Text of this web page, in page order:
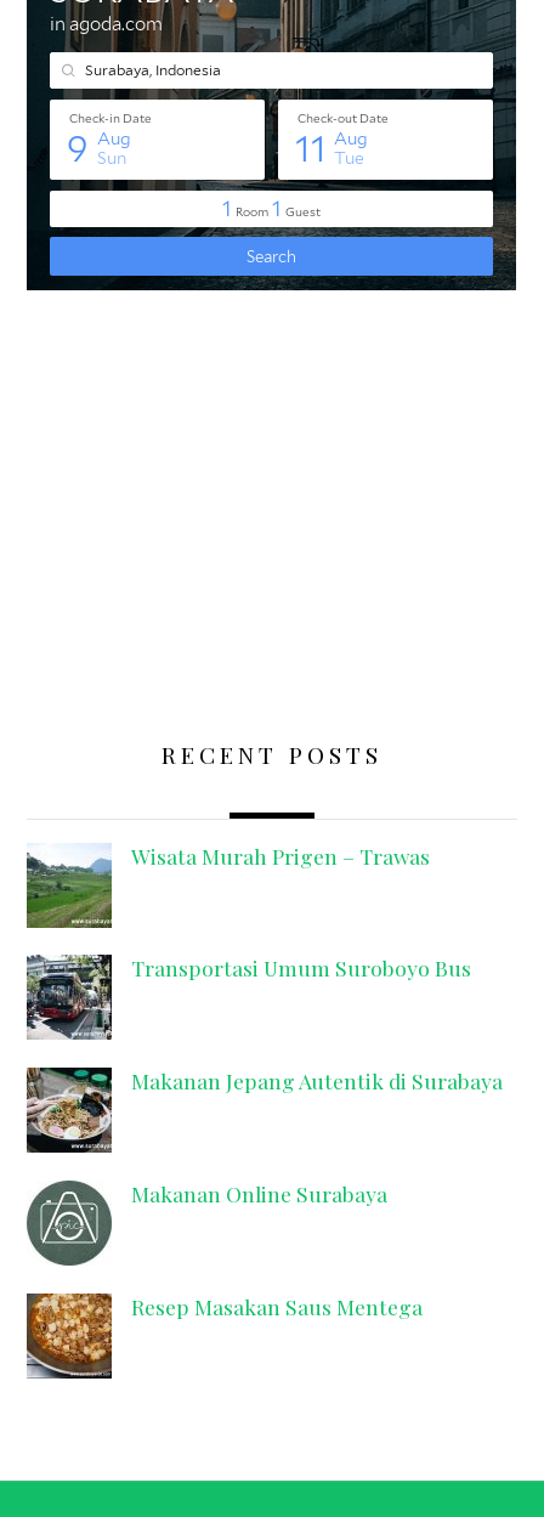
RECENT POSTS
Wisata Murah Prigen – Trawas
Transportasi Umum Suroboyo Bus
Makanan Jepang Autentik di Surabaya
Makanan Online Surabaya
Resep Masakan Saus Mentega